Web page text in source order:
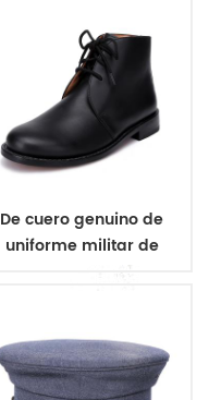
De cuero genuino de
uniforme militar de